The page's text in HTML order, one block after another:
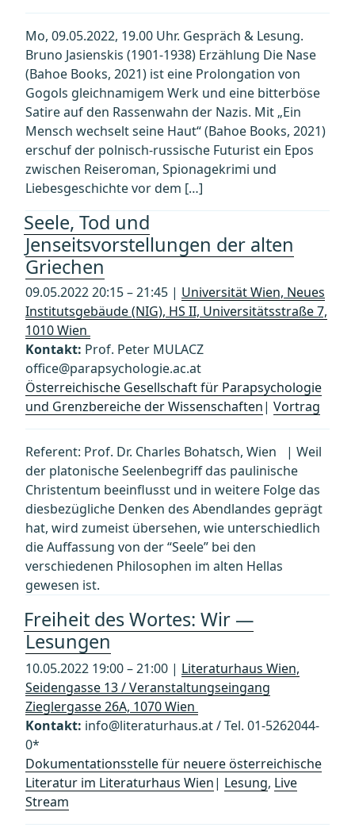
Mo, 09.05.2022, 19.00 Uhr. Gespräch & Lesung.
Bruno Jasienskis (1901-1938) Erzählung Die Nase
(Bahoe Books, 2021) ist eine Prolongation von
Gogols gleichnamigem Werk und eine bitterböse
Satire auf den Rassenwahn der Nazis. Mit „Ein
Mensch wechselt seine Haut“ (Bahoe Books, 2021)
erschuf der polnisch-russische Futurist ein Epos
zwischen Reiseroman, Spionagekrimi und
Liebesgeschichte vor dem […]
Seele, Tod und
Jenseitsvorstellungen der alten
Griechen
09.05.2022 20:15 – 21:45 | Universität Wien, Neues
Institutsgebäude (NIG), HS II, Universitätsstraße 7,
1010 Wien
Kontakt: Prof. Peter MULACZ
office@parapsychologie.ac.at
Österreichische Gesellschaft für Parapsychologie
und Grenzbereiche der Wissenschaften| Vortrag
Referent: Prof. Dr. Charles Bohatsch, Wien | Weil
der platonische Seelenbegriff das paulinische
Christentum beeinflusst und in weitere Folge das
diesbezügliche Denken des Abendlandes geprägt
hat, wird zumeist übersehen, wie unterschiedlich
die Auffassung von der “Seele” bei den
verschiedenen Philosophen im alten Hellas
gewesen ist.
Freiheit des Wortes: Wir —
Lesungen
10.05.2022 19:00 – 21:00 | Literaturhaus Wien,
Seidengasse 13 / Veranstaltungseingang
Zieglergasse 26A, 1070 Wien
Kontakt: info@literaturhaus.at / Tel. 01-5262044-
0*
Dokumentationsstelle für neuere österreichische
Literatur im Literaturhaus Wien| Lesung, Live
Stream